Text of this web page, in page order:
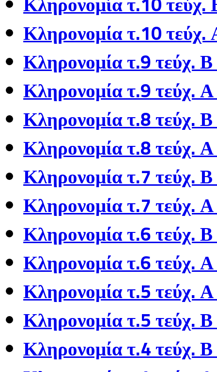
Κληρονομία τ.10 τεύχ.
Κληρονομία τ.9 τεύχ. Β
Κληρονομία τ.9 τεύχ.
Κληρονομία τ.8 τεύχ. Β
Κληρονομία τ.8 τεύχ.
Κληρονομία τ.7 τεύχ. Β
Κληρονομία τ.7 τεύχ.
Κληρονομία τ.6 τεύχ. Β
Κληρονομία τ.6 τεύχ.
Κληρονομία τ.5 τεύχ.
Κληρονομία τ.5 τεύχ. Β
Κληρονομία τ.4 τεύχ. Β